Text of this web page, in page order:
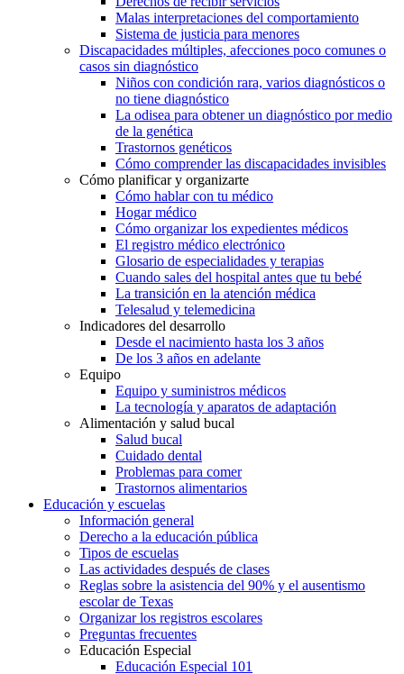
Malas interpretaciones del comportamiento
Sistema de justicia para menores
Discapacidades múltiples, afecciones poco comunes o
casos sin diagnóstico
Niños con condición rara, varios diagnósticos o
no tiene diagnóstico
La odisea para obtener un diagnóstico por medio
de la genética
Trastornos genéticos
Cómo comprender las discapacidades invisibles
Cómo planificar y organizarte
Cómo hablar con tu médico
Hogar médico
Cómo organizar los expedientes médicos
El registro médico electrónico
Glosario de especialidades y terapias
Cuando sales del hospital antes que tu bebé
La transición en la atención médica
Telesalud y telemedicina
Indicadores del desarrollo
Desde el nacimiento hasta los 3 años
De los 3 años en adelante
Equipo
Equipo y suministros médicos
La tecnología y aparatos de adaptación
Alimentación y salud bucal
Salud bucal
Cuidado dental
Problemas para comer
Trastornos alimentarios
Educación y escuelas
Información general
Derecho a la educación pública
Tipos de escuelas
Las actividades después de clases
Reglas sobre la asistencia del 90% y el ausentismo
escolar de Texas
Organizar los registros escolares
Preguntas frecuentes
Educación Especial
Educación Especial 101